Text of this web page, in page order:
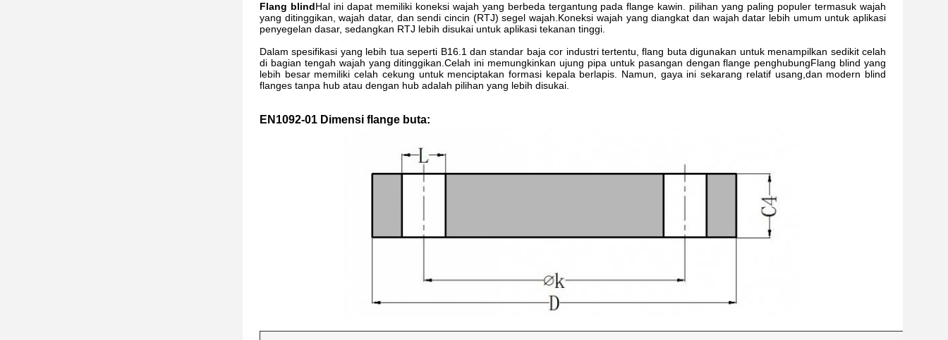
Flang blindHal ini dapat memiliki koneksi wajah yang berbeda tergantung pada flange kawin. pilihan yang paling populer termasuk wajah
yang ditinggikan, wajah datar, dan sendi cincin (RTJ) segel wajah.Koneksi wajah yang diangkat dan wajah datar lebih umum untuk aplikasi
penyegelan dasar, sedangkan RTJ lebih disukai untuk aplikasi tekanan tinggi.
Dalam spesifikasi yang lebih tua seperti B16.1 dan standar baja cor industri tertentu, flang buta digunakan untuk menampilkan sedikit celah
di bagian tengah wajah yang ditinggikan.Celah ini memungkinkan ujung pipa untuk pasangan dengan flange penghubungFlang blind yang
lebih besar memiliki celah cekung untuk menciptakan formasi kepala berlapis. Namun, gaya ini sekarang relatif usang,dan modern blind
flanges tanpa hub atau dengan hub adalah pilihan yang lebih disukai.
EN1092-01 Dimensi flange buta: